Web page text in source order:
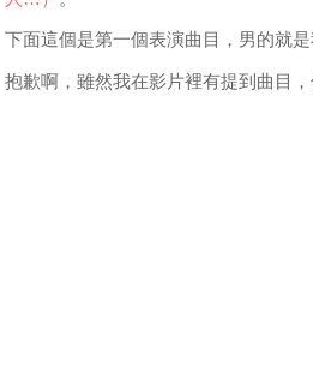
下面這個是第一個表演曲目，男的就
抱歉啊，雖然我在影片裡有提到曲目